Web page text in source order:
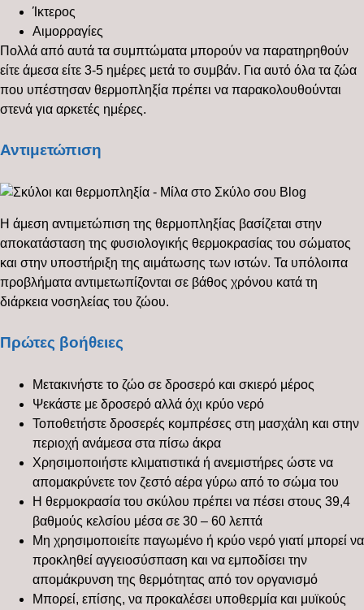
Ίκτερος
Αιμορραγίες
Πολλά από αυτά τα συμπτώματα μπορούν να παρατηρηθούν
είτε άμεσα είτε 3-5 ημέρες μετά το συμβάν. Για αυτό όλα τα ζώα
που υπέστησαν θερμοπληξία πρέπει να παρακολουθούνται
στενά για αρκετές ημέρες.
Αντιμετώπιση
Η άμεση αντιμετώπιση της θερμοπληξίας βασίζεται στην
αποκατάσταση της φυσιολογικής θερμοκρασίας του σώματος
και στην υποστήριξη της αιμάτωσης των ιστών. Τα υπόλοιπα
προβλήματα αντιμετωπίζονται σε βάθος χρόνου κατά τη
διάρκεια νοσηλείας του ζώου.
Πρώτες βοήθειες
Μετακινήστε το ζώο σε δροσερό και σκιερό μέρος
Ψεκάστε με δροσερό αλλά όχι κρύο νερό
Τοποθετήστε δροσερές κομπρέσες στη μασχάλη και στην
περιοχή ανάμεσα στα πίσω άκρα
Χρησιμοποιήστε κλιματιστικά ή ανεμιστήρες ώστε να
απομακρύνετε τον ζεστό αέρα γύρω από το σώμα του
Η θερμοκρασία του σκύλου πρέπει να πέσει στους 39,4
βαθμούς κελσίου μέσα σε 30 – 60 λεπτά
Μη χρησιμοποιείτε παγωμένο ή κρύο νερό γιατί μπορεί να
προκληθεί αγγειοσύσπαση και να εμποδίσει την
απομάκρυνση της θερμότητας από τον οργανισμό
Μπορεί, επίσης, να προκαλέσει υποθερμία και μυϊκούς